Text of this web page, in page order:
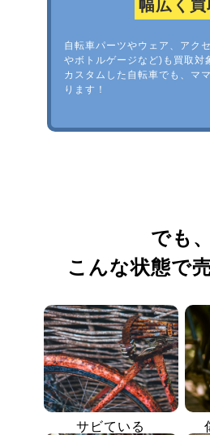
幅広く買
自転車パーツやウェア、アク
やボトルゲージなど)も買取対
カスタムした自転車でも、マ
ります！
でも、
こんな状態で
サビている